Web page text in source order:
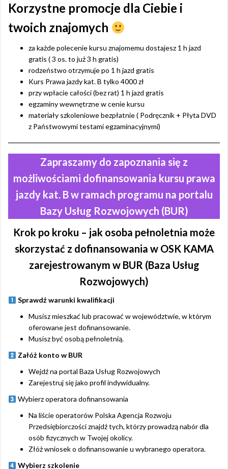
Korzystne promocje dla Ciebie i
twoich znajomych
za każde polecenie kursu znajomemu dostajesz 1 h jazd
gratis ( 3 os. to już 3 h gratis)
rodzeństwo otrzymuje po 1 h jazd gratis
Kurs Prawa jazdy kat. B tylko 4000 zł
przy wpłacie całości (bez rat) 1 h jazd gratis
egzaminy wewnętrzne w cenie kursu
materiały szkoleniowe bezpłatnie ( Podręcznik + Płyta DVD
z Państwowymi testami egzaminacyjnymi)
Zapraszamy do zapoznania się z
możliwościami dofinansowania kursu prawa
jazdy kat. B w ramach programu na portalu
Bazy Usług Rozwojowych (BUR)
Krok po kroku – jak osoba pełnoletnia może
skorzystać z dofinansowania w OSK KAMA
zarejestrowanym w BUR (Baza Usług
Rozwojowych)
Sprawdź warunki kwalifikacji
Musisz mieszkać lub pracować w województwie, w którym
oferowane jest dofinansowanie.
Musisz być osobą pełnoletnią.
Załóż konto w BUR
Wejdź na portal Baza Usług Rozwojowych
Zarejestruj się jako profil indywidualny.
Wybierz operatora dofinansowania
Na liście operatorów Polska Agencja Rozwoju
Przedsiębiorczości znajdź tych, którzy prowadzą nabór dla
osób fizycznych w Twojej okolicy.
Złóż wniosek o dofinansowanie u wybranego operatora.
Wybierz szkolenie